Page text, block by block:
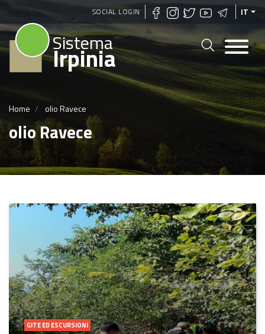
Salta
al
contenuto
principale
SOCIAL LOGIN IT
Sistema
Irpinia
Home olio Ravece
olio Ravece
GITE ED ESCURSIONI